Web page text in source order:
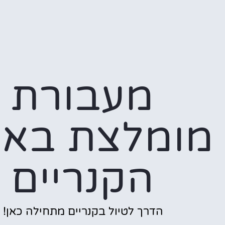
מעבורת
מומלצת
הקנריים
הדרך לטיול בקנריים מתחילה כאן!